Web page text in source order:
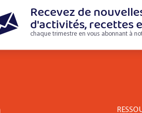
Recevez de
d'activités, recettes
chaque trimestre en vous abonnant à